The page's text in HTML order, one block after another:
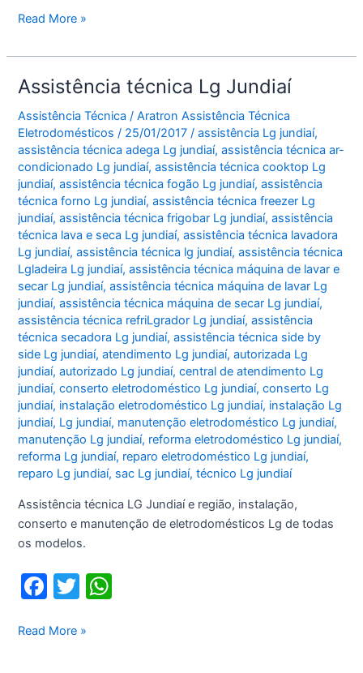
c
e
b
o
o
k
itt
er s
A
p
p
Assistência
lava
e
seca
Jundiaí
Read More »
Assistência técnica Lg Jundiaí
Assistência Técnica /Aratron Assistência Técnica
Eletrodomésticos/ 25/01/2017/assistência Lg jundiaí,
assistência técnica adega Lg jundiaí,assistência técnica ar-
condicionado Lg jundiaí,assistência técnica cooktop Lg
jundiaí,assistência técnica fogão Lg jundiaí,assistência
técnica forno Lg jundiaí,assistência técnica freezer Lg
jundiaí,assistência técnica frigobar Lg jundiaí,assistência
técnica lava e seca Lg jundiaí,assistência técnica lavadora
Lg jundiaí,assistência técnica lg jundiaí,assistência técnica
Lgladeira Lg jundiaí,assistência técnica máquina de lavar e
secar Lg jundiaí,assistência técnica máquina de lavar Lg
jundiaí,assistência técnica máquina de secar Lg jundiaí,
assistência técnica refriLgrador Lg jundiaí,assistência
técnica secadora Lg jundiaí,assistência técnica side by
side Lg jundiaí,atendimento Lg jundiaí,autorizada Lg
jundiaí,autorizado Lg jundiaí,central de atendimento Lg
jundiaí,conserto eletrodoméstico Lg jundiaí,conserto Lg
jundiaí, instalação eletrodoméstico Lg jundiaí, instalação Lg
jundiaí, Lg jundiaí, manutenção eletrodoméstico Lg jundiaí,
manutenção Lg jundiaí, reforma eletrodoméstico Lg jundiaí,
reforma Lg jundiaí, reparo eletrodoméstico Lg jundiaí,
reparo Lg jundiaí, sac Lg jundiaí,técnico Lg jundiaí
Assistência técnica LG Jundiaí e região, instalação,
conserto e manutenção de eletrodomésticos Lg de todas
os modelos.
F
c
T
itt
Assistência
Read More »